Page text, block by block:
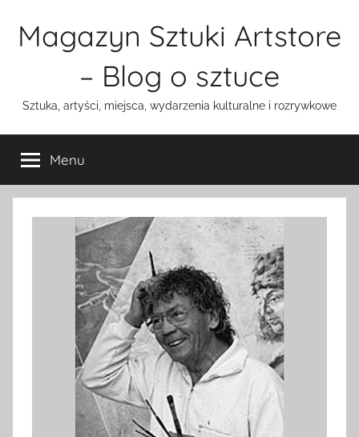
Magazyn Sztuki Artstore
– Blog o sztuce
Sztuka, artyści, miejsca, wydarzenia kulturalne i rozrywkowe
Menu